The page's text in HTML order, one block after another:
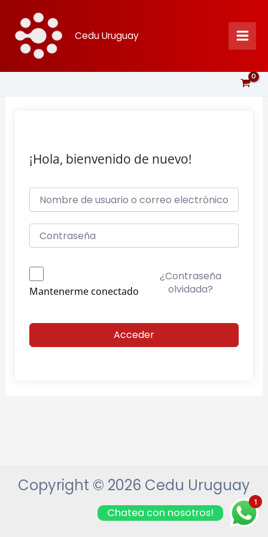
contenido
Cedu Uruguay
¡Hola, bienvenido de nuevo!
Mantenerme conectado
¿Contraseña
olvidada?
Acceder
Copyright © 2026 Cedu Uruguay
1
Chatea con nosotros!